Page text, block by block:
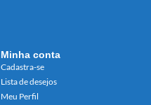
Minha conta
Cadastra-se
Lista de desejos
Meu Perfil